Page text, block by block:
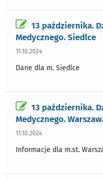
13 października.
Medycznego. Siedlce
11.10.2024
Dane dla m. Siedlce
13 października.
Medycznego.
11.10.2024
Informacje dla m.st.